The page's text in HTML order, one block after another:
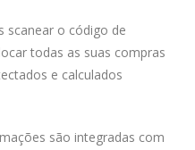
scanear o código de
todas as suas compras
e calculados
são integradas com